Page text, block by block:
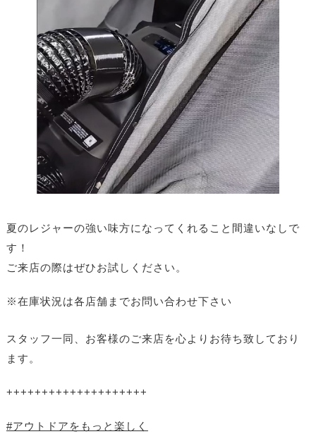
夏のレジャーの強い味方になってくれること間違いなしで
す！
ご来店の際はぜひお試しください。
※在庫状況は各店舗までお問い合わせ下さい
スタッフ一同、お客様のご来店を心よりお待ち致しており
ます。
++++++++++++++++++++
#アウトドアをもっと楽しく